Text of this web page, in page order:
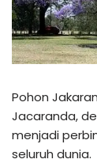
Pohon
Jacaranda,
menjadi
seluruh dunia.